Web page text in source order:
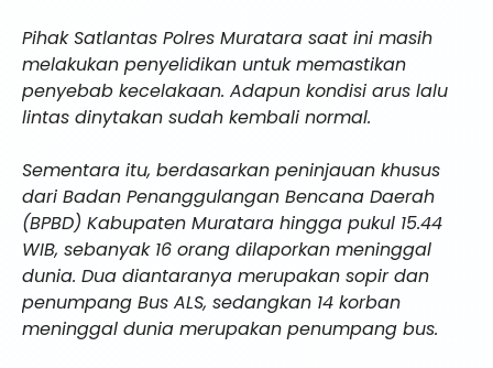
Pihak Satlantas Polres Muratara saat ini masih
melakukan penyelidikan untuk memastikan
penyebab kecelakaan. Adapun kondisi arus lalu
lintas dinytakan sudah kembali normal.
Sementara itu, berdasarkan peninjauan khusus
dari Badan Penanggulangan Bencana Daerah
(BPBD) Kabupaten Muratara hingga pukul 15.44
WIB, sebanyak 16 orang dilaporkan meninggal
dunia. Dua diantaranya merupakan sopir dan
penumpang Bus ALS, sedangkan 14 korban
meninggal dunia merupakan penumpang bus.